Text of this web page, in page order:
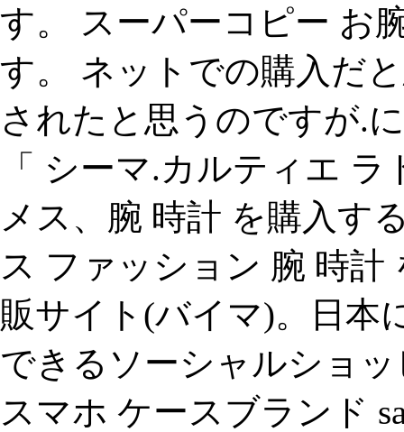
す。 スーパーコピー お
す。 ネットでの購入だ
されたと思うのですが.
「 シーマ.カルティエ
メス、腕 時計 を購入す
ス ファッション 腕 時計
販サイト(バイマ)。日本
できるソーシャルショ
スマホ ケースブランド